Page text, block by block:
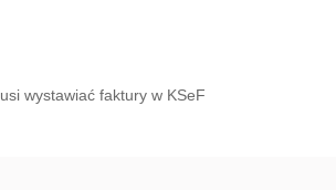
wystawiać faktury w KSeF